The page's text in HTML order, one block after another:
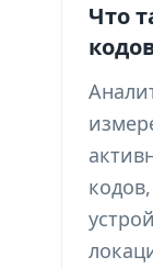
Что